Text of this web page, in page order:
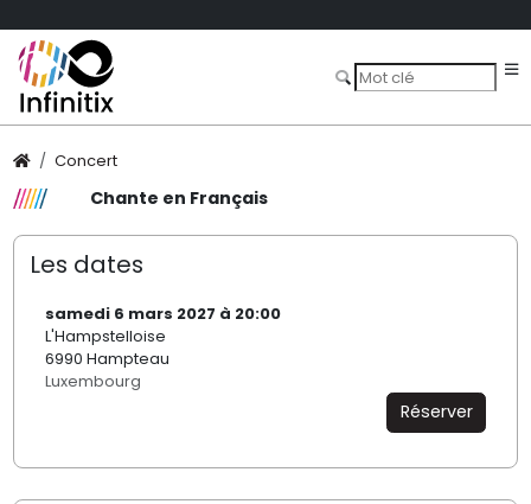
Concert
Chante en Français
Les dates
samedi 6 mars 2027 à 20:00
L'Hampstelloise
6990 Hampteau
Luxembourg
Réserver